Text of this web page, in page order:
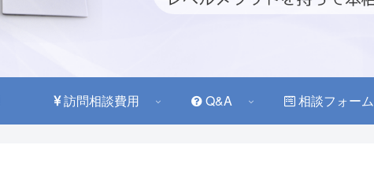
訪問相談費用 Q&A 相談フォーム